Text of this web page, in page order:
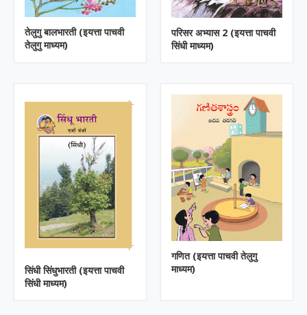
तेलुगु बालभारती (इयत्ता पाचवी
तेलुगु माध्यम)
परिसर अभ्यास 2 (इयत्ता पाचवी
सिंधी माध्यम)
सिंधी सिंधुभारती (इयत्ता पाचवी
सिंधी माध्यम)
गणित (इयत्ता पाचवी तेलुगु
माध्यम)